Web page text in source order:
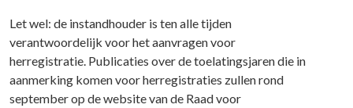
Let wel: de instandhouder is ten alle tijden
verantwoordelijk voor het aanvragen voor
herregistratie. Publicaties over de toelatingsjaren die in
aanmerking komen voor herregistraties zullen rond
september op de website van de Raad voor